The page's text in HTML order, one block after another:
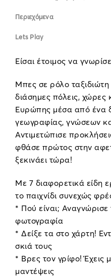
Περιεχόμενα
Lets Play
Είσαι έτοιμος να
Μπες σε ρόλο ταξιδιώτη
διάσημες πόλεις, χώρες
Ευρώπης μέσα από ένα
γεωγραφίας, γνώσεων
Αντιμετώπισε
φθάσε πρώτος στην
ξεκινάει τώρα!
Με 7 διαφορετικά είδη
το παιχνίδι συνεχώς
* Πού είναι;
φωτογραφία
* Δείξε τα στο χάρτη!
σκιά τους
* Βρες τον γρίφο! Έχεις
μαντέψεις